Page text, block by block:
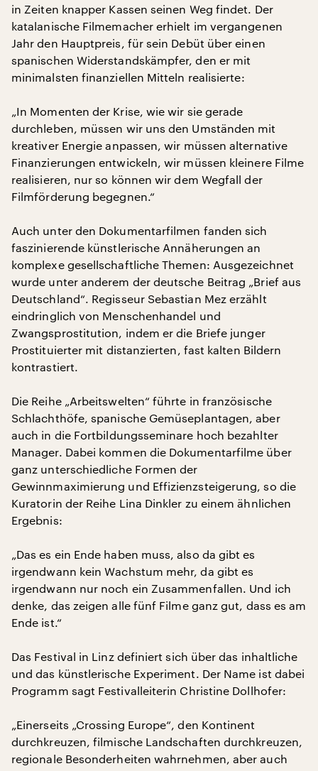
in Zeiten knapper Kassen seinen Weg findet. Der
katalanische Filmemacher erhielt im vergangenen
Jahr den Hauptpreis, für sein Debüt über einen
spanischen Widerstandskämpfer, den er mit
minimalsten finanziellen Mitteln realisierte:
„In Momenten der Krise, wie wir sie gerade
durchleben, müssen wir uns den Umständen mit
kreativer Energie anpassen, wir müssen alternative
Finanzierungen entwickeln, wir müssen kleinere Filme
realisieren, nur so können wir dem Wegfall der
Filmförderung begegnen.“
Auch unter den Dokumentarfilmen fanden sich
faszinierende künstlerische Annäherungen an
komplexe gesellschaftliche Themen: Ausgezeichnet
wurde unter anderem der deutsche Beitrag „Brief aus
Deutschland“. Regisseur Sebastian Mez erzählt
eindringlich von Menschenhandel und
Zwangsprostitution, indem er die Briefe junger
Prostituierter mit distanzierten, fast kalten Bildern
kontrastiert.
Die Reihe „Arbeitswelten“ führte in französische
Schlachthöfe, spanische Gemüseplantagen, aber
auch in die Fortbildungsseminare hoch bezahlter
Manager. Dabei kommen die Dokumentarfilme über
ganz unterschiedliche Formen der
Gewinnmaximierung und Effizienzsteigerung, so die
Kuratorin der Reihe Lina Dinkler zu einem ähnlichen
Ergebnis:
„Das es ein Ende haben muss, also da gibt es
irgendwann kein Wachstum mehr, da gibt es
irgendwann nur noch ein Zusammenfallen. Und ich
denke, das zeigen alle fünf Filme ganz gut, dass es am
Ende ist.“
Das Festival in Linz definiert sich über das inhaltliche
und das künstlerische Experiment. Der Name ist dabei
Programm sagt Festivalleiterin Christine Dollhofer:
„Einerseits „Crossing Europe“, den Kontinent
durchkreuzen, filmische Landschaften durchkreuzen,
regionale Besonderheiten wahrnehmen, aber auch